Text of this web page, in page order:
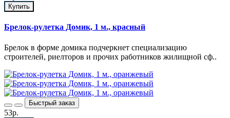
Купить
Брелок-рулетка Домик, 1 м., красный
Брелок в форме домика подчеркнет специализацию
строителей, риелторов и прочих работников жилищной сф..
Быстрый заказ
53р.